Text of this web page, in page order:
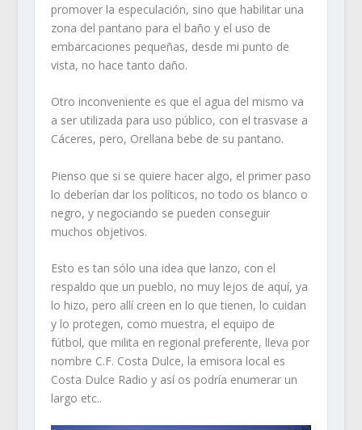
promover la especulación, sino que habilitar una
zona del pantano para el baño y el uso de
embarcaciones pequeñas, desde mi punto de
vista, no hace tanto daño.
Otro inconveniente es que el agua del mismo va
a ser utilizada para uso público, con el trasvase a
Cáceres, pero, Orellana bebe de su pantano.
Pienso que si se quiere hacer algo, el primer paso
lo deberían dar los políticos, no todo os blanco o
negro, y negociando se pueden conseguir
muchos objetivos.
Esto es tan sólo una idea que lanzo, con el
respaldo que un pueblo, no muy lejos de aquí, ya
lo hizo, pero allí creen en lo que tienen, lo cuidan
y lo protegen, como muestra, el equipo de
fútbol, que milita en regional preferente, lleva por
nombre C.F. Costa Dulce, la emisora local es
Costa Dulce Radio y así os podría enumerar un
largo etc..